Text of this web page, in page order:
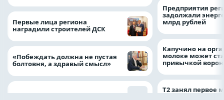
Первые лица региона
наградили строителей ДСК
«Побеждать должна не пустая
болтовня, а здравый смысл»
Предприятия
задолжали
млрд рублей
Капучино на
молоке может
привычкой
Т2 занял первое